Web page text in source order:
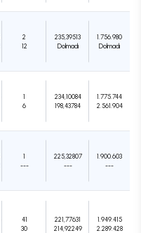
2
12
235,39513
Dolmadı
1.756.980
Dolmadı
1
6
234,10084
198,43784
1.775.744
2.561.904
1
---
225,32807
---
1.900.603
---
41
30
221,77631
214,92249
1.949.415
2.289.428